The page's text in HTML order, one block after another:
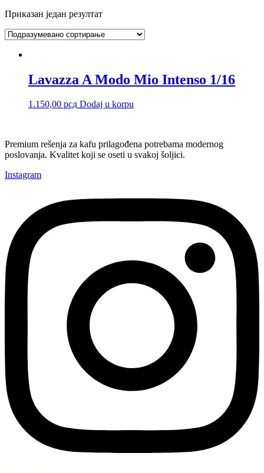
Приказан један резултат
Lavazza A Modo Mio Intenso 1/16
1.150,00 рсд Dodaj u korpu
Premium rešenja za kafu prilagođena potrebama modernog
poslovanja. Kvalitet koji se oseti u svakoj šoljici.
Instagram